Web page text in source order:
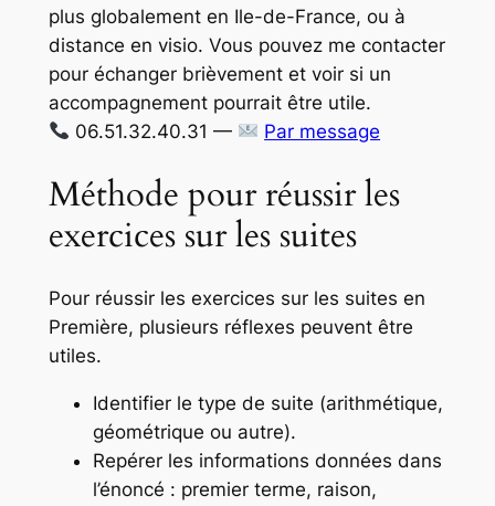
plus globalement en Ile-de-France, ou à
distance en visio. Vous pouvez me contacter
pour échanger brièvement et voir si un
accompagnement pourrait être utile.
06.51.32.40.31 —
Par message
Méthode pour réussir les
exercices sur les suites
Pour réussir les exercices sur les suites en
Première, plusieurs réflexes peuvent être
utiles.
Identifier le type de suite (arithmétique,
géométrique ou autre).
Repérer les informations données dans
l’énoncé : premier terme, raison,